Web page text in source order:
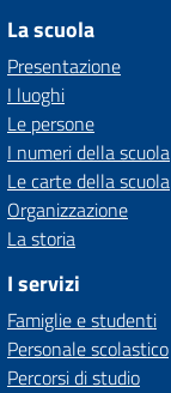
La scuola
Presentazione
I luoghi
Le persone
I numeri della scuola
Le carte della scuola
Organizzazione
La storia
I servizi
Famiglie e studenti
Personale scolastico
Percorsi di studio